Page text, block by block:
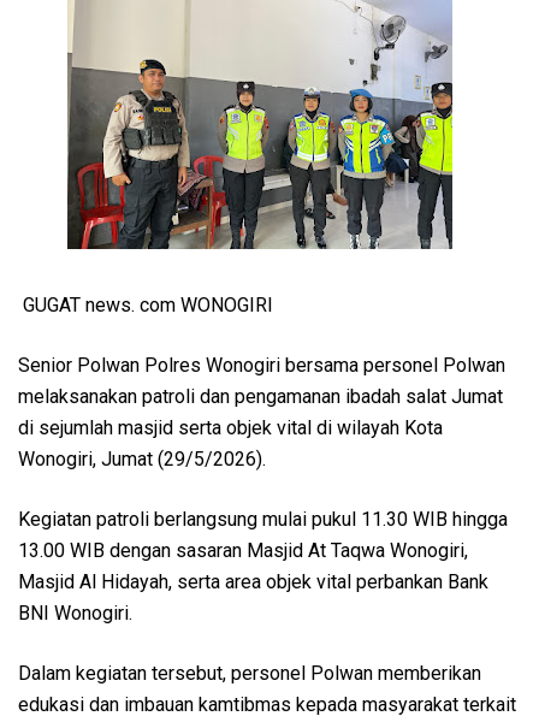
GUGAT news. com WONOGIRI
Senior Polwan Polres Wonogiri bersama personel Polwan
melaksanakan patroli dan pengamanan ibadah salat Jumat
di sejumlah masjid serta objek vital di wilayah Kota
Wonogiri, Jumat (29/5/2026).
Kegiatan patroli berlangsung mulai pukul 11.30 WIB hingga
13.00 WIB dengan sasaran Masjid At Taqwa Wonogiri,
Masjid Al Hidayah, serta area objek vital perbankan Bank
BNI Wonogiri.
Dalam kegiatan tersebut, personel Polwan memberikan
edukasi dan imbauan kamtibmas kepada masyarakat terkait